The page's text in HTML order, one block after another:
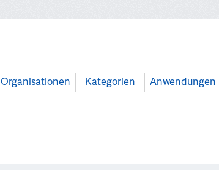
Organisationen Kategorien Anwendungen